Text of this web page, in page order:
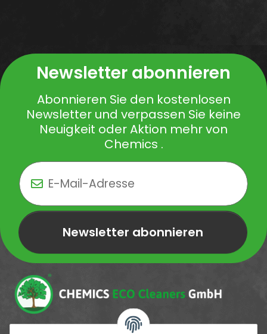
Newsletter abonnieren
Abonnieren Sie den kostenlosen
Newsletter und verpassen Sie keine
Neuigkeit oder Aktion mehr von
Chemics .
Newsletter abonnieren
Newsletter Newsletter abonnieren